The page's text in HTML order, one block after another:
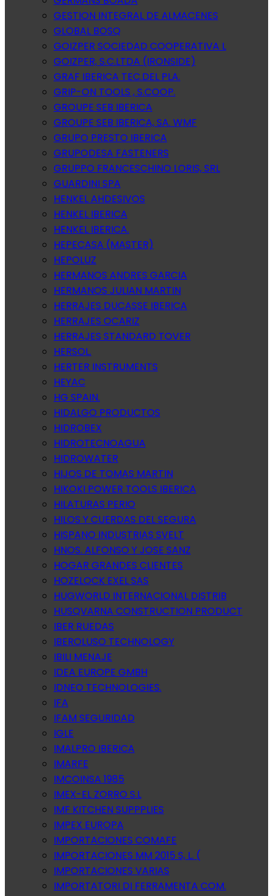
GESTION INTEGRAL DE ALMACENES
GLOBAL BOSQ
GOIZPER SOCIEDAD COOPERATIVA L
GOIZPER, S.C.LTDA (IRONSIDE)
GRAF IBERICA TEC.DEL PLA.
GRIP-ON TOOLS , S.COOP.
GROUPE SEB IBERICA
GROUPE SEB IBERICA, SA. WMF
GRUPO PRESTO IBERICA
GRUPODESA FASTENERS
GRUPPO FRANCESCHINO LORIS, SRL
GUARDINI SPA
HENKEL AHDESIVOS
HENKEL IBERICA
HENKEL IBERICA.
HEPECASA (MASTER)
HEPOLUZ
HERMANOS ANDRES GARCIA
HERMANOS JULIAN MARTIN
HERRAJES DUCASSE IBERICA
HERRAJES OCARIZ
HERRAJES STANDARD TOVER
HERSOL.
HERTER INSTRUMENTS
HEYAC
HG SPAIN.
HIDALGO PRODUCTOS
HIDROBEX
HIDROTECNOAGUA
HIDROWATER
HIJOS DE TOMAS MARTIN
HIKOKI POWER TOOLS IBERICA
HILATURAS PERIO
HILOS Y CUERDAS DEL SEGURA
HISPANO INDUSTRIAS SVELT
HNOS. ALFONSO Y JOSE SANZ
HOGAR GRANDES CLIENTES
HOZELOCK EXEL SAS
HUGWORLD INTERNACIONAL DISTRIB
HUSQVARNA CONSTRUCTION PRODUCT
IBER RUEDAS
IBEROLUSO TECHNOLOGY
IBILI MENAJE
IDEA EUROPE GMBH
IDNEO TECHNOLOGIES.
IFA
IFAM SEGURIDAD
IGLE
IMALPRO IBERICA
IMARFE
IMCOINSA 1985
IMEX-EL ZORRO S.L
IMF KITCHEN SUPPPLIES
IMPEX EUROPA
IMPORTACIONES COMAFE
IMPORTACIONES MM 2015 S, L. (
IMPORTACIONES VARIAS
IMPORTATORI DI FERRAMENTA COM.